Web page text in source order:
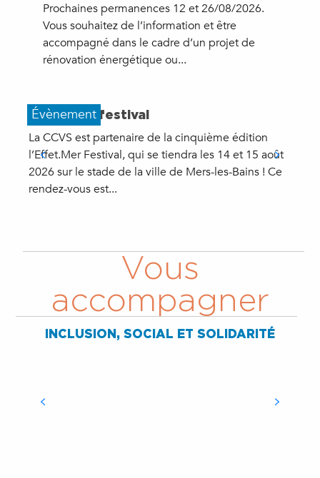
Prochaines permanences 12 et 26/08/2026.
Vous souhaitez de l’information et être
accompagné dans le cadre d’un projet de
rénovation énergétique ou...
Évènement
Effet mer festival
La CCVS est partenaire de la cinquième édition
l’Effet.Mer Festival, qui se tiendra les 14 et 15 août
2026 sur le stade de la ville de Mers-les-Bains ! Ce
rendez-vous est...
Vous
accompagner
INCLUSION, SOCIAL ET SOLIDARITÉ
GUIDE DE L'INCLUSION
NUMÉRIQUE
PUBLICS (MSP)
MOBILE (ENM)